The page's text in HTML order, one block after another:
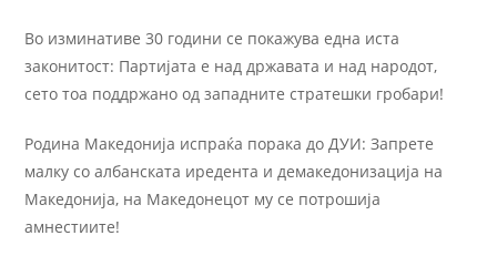
Во изминативе 30 години се покажува една иста
законитост: Партијата е над државата и над народот,
сето тоа поддржано од западните стратешки гробари!
Родина Македонија испраќа порака до ДУИ: Запрете
малку со албанската иредента и демакедонизација на
Македонија, на Македонецот му се потрошија
амнестиите!